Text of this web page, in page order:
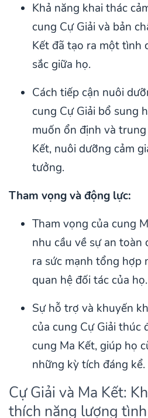
Khả năng khai thác
cung Cự Giải và bản
Kết đã tạo ra một tình
sắc giữa họ.
Cách tiếp cận nuôi
cung Cự Giải bổ sung
muốn ổn định và
Kết, nuôi dưỡng cảm
tưởng.
Tham vọng và động lực:
Tham vọng của cung
nhu cầu về sự an toàn
ra sức mạnh tổng hợp
quan hệ đối tác của họ.
Sự hỗ trợ và khuyến
của cung Cự Giải thúc
cung Ma Kết, giúp họ
những kỳ tích đáng kể.
Cự Giải và Ma Kết:
thích năng lượng